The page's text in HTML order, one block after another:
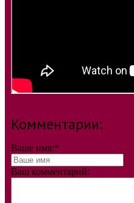
Комментарии:
Ваше имя:*
Ваш комментарий: